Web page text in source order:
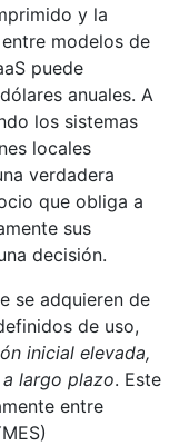
y la
modelos de
puede
anuales. A
los sistemas
locales
verdadera
que obliga a
sus
decisión.
se adquieren de
de uso,
inicial elevada,
largo plazo. Este
entre